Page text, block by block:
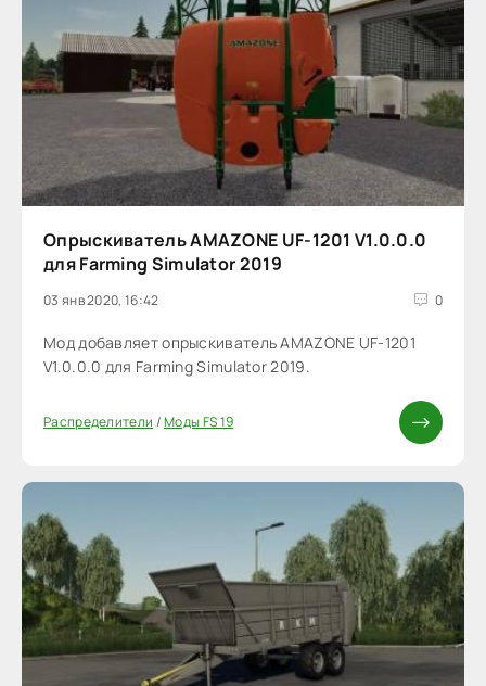
Опрыскиватель AMAZONE UF-1201 V1.0.0.0
для Farming Simulator 2019
03 янв 2020, 16:42 0
Мод добавляет опрыскиватель AMAZONE UF-1201
V1.0.0.0 для Farming Simulator 2019.
Распределители /Моды FS 19